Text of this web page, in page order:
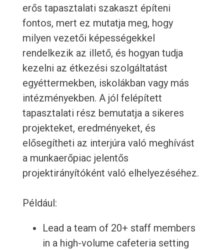
erős tapasztalati szakaszt építeni
fontos, mert ez mutatja meg, hogy
milyen vezetői képességekkel
rendelkezik az illető, és hogyan tudja
kezelni az étkezési szolgáltatást
egyéttermekben, iskolákban vagy más
intézményekben. A jól felépített
tapasztalati rész bemutatja a sikeres
projekteket, eredményeket, és
elősegítheti az interjúra való meghívást
a munkaerőpiac jelentős
projektirányítóként való elhelyezéséhez.
Például:
Lead a team of 20+ staff members
in a high-volume cafeteria setting